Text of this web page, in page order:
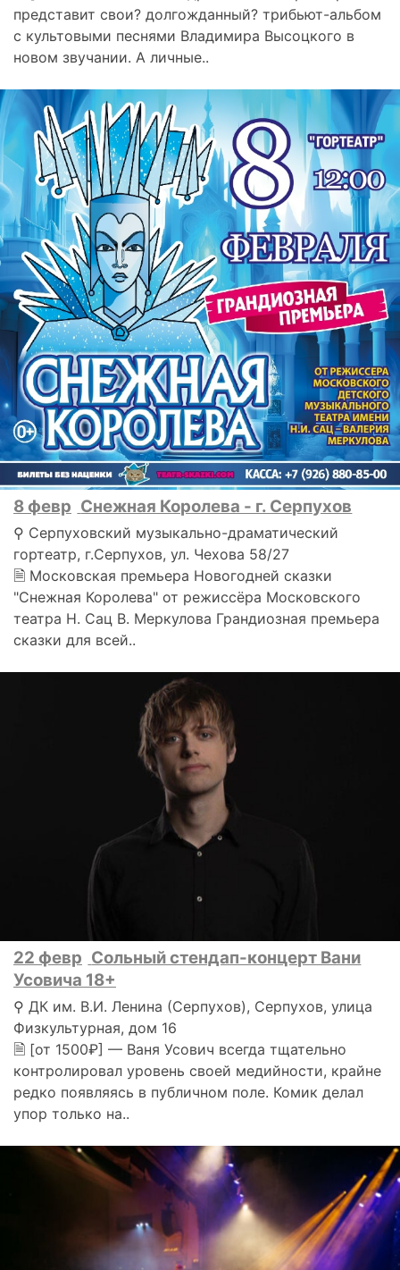
представит свои? долгожданный? трибьют-альбом
с культовыми песнями Владимира Высоцкого в
новом звучании. А личные..
8 февр Снежная Королева - г. Серпухов
⚲ Серпуховский музыкально-драматический
гортеатр, г.Серпухов, ул. Чехова 58/27
🗎 Московская премьера Новогодней сказки
"Снежная Королева" от режиссёра Московского
театра Н. Сац В. Меркулова Грандиозная премьера
сказки для всей..
22 февр Сольный стендап-концерт Вани
Усовича 18+
⚲ ДК им. В.И. Ленина (Серпухов), Серпухов, улица
Физкультурная, дом 16
🗎 [от 1500₽] — Ваня Усович всегда тщательно
контролировал уровень своей медийности, крайне
редко появляясь в публичном поле. Комик делал
упор только на..